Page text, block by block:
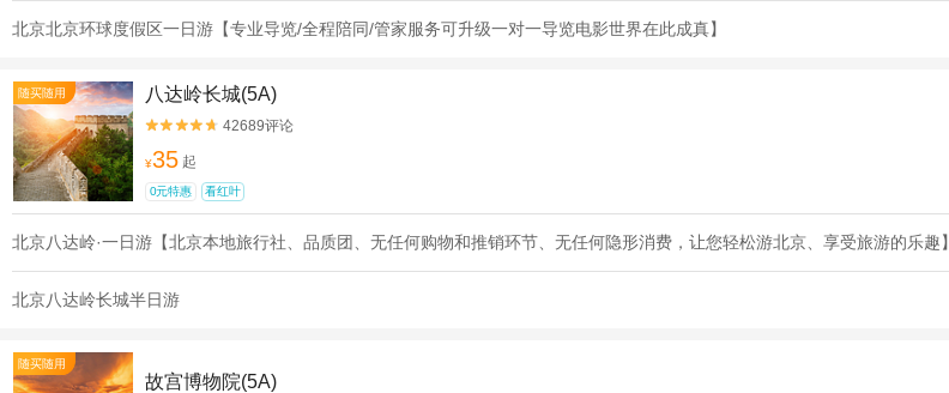
北京北京环球度假区一日游【专业导览/全程陪同/管家服务可升级一对一导览电影世界在此成真】
随买随用 八达岭长城(5A)

 42689评论
¥35 起
0元特惠 看红叶
北京八达岭·一日游【北京本地旅行社、品质团、无任何购物和推销环节、无任何隐形消费，让您轻松游北京、享受旅游的乐趣】
北京八达岭长城半日游
随买随用
故宫博物院(5A)